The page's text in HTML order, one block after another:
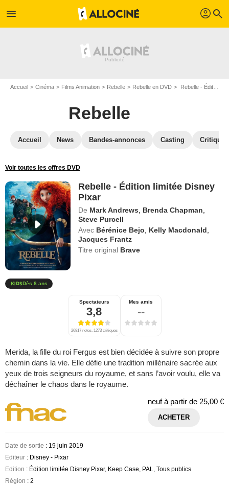
menu profil search
Accueil Cinéma Films Animation Rebelle Rebelle en DVD Rebelle - Édition limitée Disney Pixar
Rebelle
Accueil News Bandes-annonces Casting
Voir toutes les offres DVD
Rebelle - Édition limitée Disney
Pixar
De Mark Andrews Brenda Chapman
Steve Purcell
Avec Bérénice Bejo Kelly Macdonald
Jacques Frantz
Titre original Brave
Dès 8 ans
Spectateurs
3,8
26817 notes, 1273 critiques
Mes amis
--
Merida, la fille du roi Fergus est bien décidée à suivre son propre
chemin dans la vie. Elle défie une tradition millénaire sacrée aux
yeux de trois seigneurs du royaume, et sans l’avoir voulu, elle va
déchaîner le chaos dans le royaume.
neuf à partir de 25,00 €
ACHETER
Date de sortie : 19 juin 2019
Editeur : Disney - Pixar
Edition : Édition limitée Disney Pixar, Keep Case, PAL, Tous publics
Région : 2